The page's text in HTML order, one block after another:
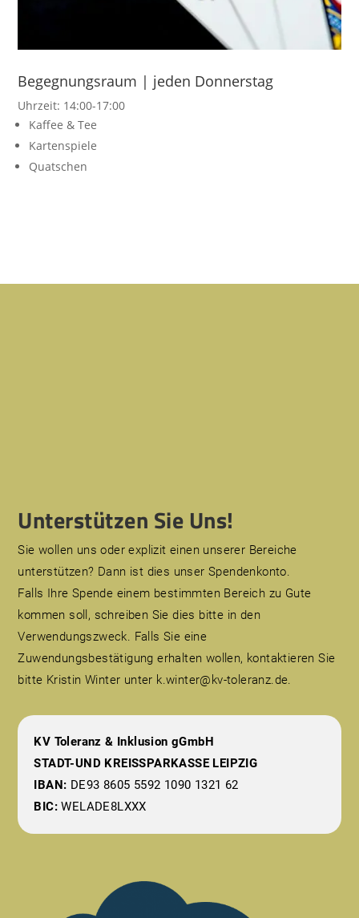
Begegnungsraum | jeden Donnerstag
Uhrzeit: 14:00-17:00
Kaffee & Tee
Kartenspiele
Quatschen
Unterstützen Sie Uns!
Sie wollen uns oder explizit einen unserer Bereiche
unterstützen? Dann ist dies unser Spendenkonto.
Falls Ihre Spende einem bestimmten Bereich zu Gute
kommen soll, schreiben Sie dies bitte in den
Verwendungszweck. Falls Sie eine
Zuwendungsbestätigung erhalten wollen, kontaktieren Sie
bitte Kristin Winter unter k.winter@kv-toleranz.de.
KV Toleranz & Inklusion gGmbH
STADT-UND KREISSPARKASSE LEIPZIG
IBAN: DE93 8605 5592 1090 1321 62
BIC: WELADE8LXXX